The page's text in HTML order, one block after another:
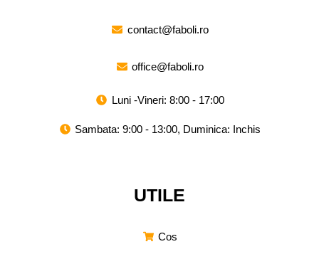
contact@faboli.ro
office@faboli.ro
Luni -Vineri: 8:00 - 17:00
Sambata: 9:00 - 13:00, Duminica: Inchis
UTILE
Cos